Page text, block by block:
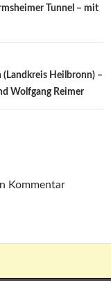
Tunnel – mit
Heilbronn) –
Wolfgang Reimer
Kommentar